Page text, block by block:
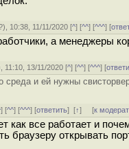
), 10:38, 11/11/2020 [^] [^^] [^^^] [
а менеджеры
11:10, 13/11/2020 [^] [^^] [^^^] [
среда и ей нужны
] [^^] [^^^] [ответить][↑] [к
как все работает и
браузеру открывать